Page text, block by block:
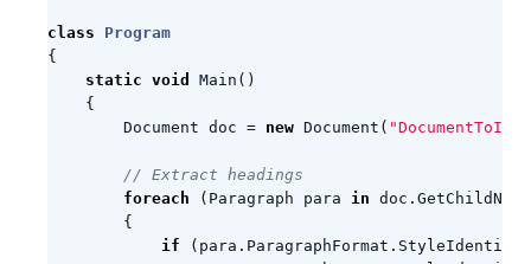
class
Program
{
static void Main ()
{
Document doc = new Document (
// Extract headings
foreach
( Paragraph para in doc .
{
if
( para . ParagraphFormat .